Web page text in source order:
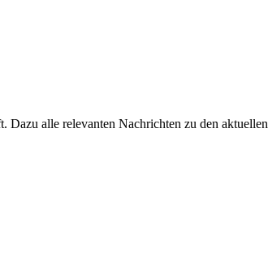
alle relevanten Nachrichten zu den